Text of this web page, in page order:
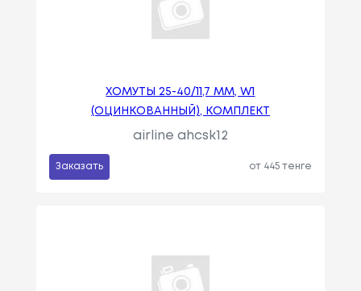
ХОМУТЫ 25-40/11,7 ММ, W1
(ОЦИНКОВАННЫЙ), КОМПЛЕКТ
airline ahcsk12
Заказать от 445 тенге